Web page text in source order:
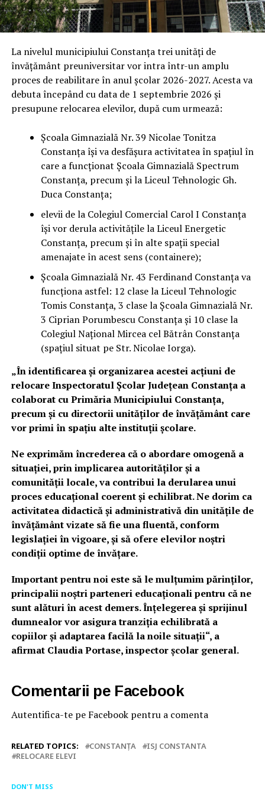
La nivelul municipiului Constanța trei unități de
învățământ preuniversitar vor intra într-un amplu
proces de reabilitare în anul școlar 2026-2027. Acesta va
debuta începând cu data de 1 septembrie 2026 și
presupune relocarea elevilor, după cum urmează:
Școala Gimnazială Nr. 39 Nicolae Tonitza
Constanța își va desfășura activitatea în spațiul în
care a funcționat Școala Gimnazială Spectrum
Constanța, precum și la Liceul Tehnologic Gh.
Duca Constanța;
elevii de la Colegiul Comercial Carol I Constanța
își vor derula activitățile la Liceul Energetic
Constanța, precum și în alte spații special
amenajate în acest sens (containere);
Școala Gimnazială Nr. 43 Ferdinand Constanța va
funcționa astfel: 12 clase la Liceul Tehnologic
Tomis Constanța, 3 clase la Școala Gimnazială Nr.
3 Ciprian Porumbescu Constanța și 10 clase la
Colegiul Național Mircea cel Bătrân Constanța
(spațiul situat pe Str. Nicolae Iorga).
„În identificarea și organizarea acestei acțiuni de
relocare Inspectoratul Școlar Județean Constanța a
colaborat cu Primăria Municipiului Constanța,
precum și cu directorii unităților de învățământ care
vor primi în spațiu alte instituții școlare.
Ne exprimăm încrederea că o abordare omogenă a
situației, prin implicarea autorităților și a
comunității locale, va contribui la derularea unui
proces educațional coerent și echilibrat. Ne dorim ca
activitatea didactică și administrativă din unitățile de
învățământ vizate să fie una fluentă, conform
legislației în vigoare, și să ofere elevilor noștri
condiții optime de învățare.
Important pentru noi este să le mulțumim părinților,
principalii noștri parteneri educaționali pentru că ne
sunt alături în acest demers. Înțelegerea și sprijinul
dumnealor vor asigura tranziția echilibrată a
copiilor și adaptarea facilă la noile situații“, a
afirmat Claudia Portase, inspector școlar general.
Comentarii pe Facebook
Autentifica-te pe Facebook pentru a comenta
RELATED TOPICS: CONSTANŢA
ISJ CONSTANTA
RELOCARE ELEVI
DON'T MISS